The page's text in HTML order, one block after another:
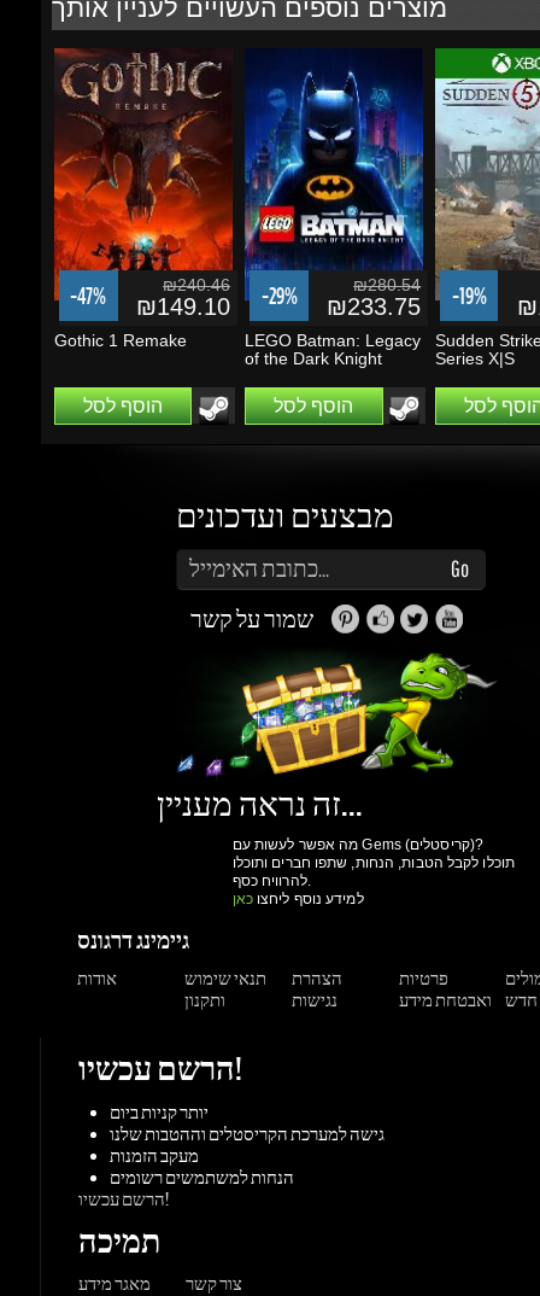
-47% ₪240.46
₪149.10
Gothic 1 Remake
הוסף לסל
-29% ₪280.54
₪233.75
LEGO Batman: Legacy
of the Dark Knight
הוסף לסל
-19%
Sudden Strike
Series X|S
הוסף לסל
מבצעים ועדכונים
הזן את כתובת הדוא"ל שלך כדי להירשם לעדכונים ומבצעים
שמור על קשר
זה נראה מעניין...
תוכלו לקבל הטבות, הנחות, שתפו חברים ותוכלו
להרוויח כסף.
גיימינג דרגונס
תנאי שימוש
הצהרת
נגישות
פרטיות
יותר קניות ביום
גישה למערכת הקריסטלים וההטבות שלנו
הנחות למשתמשים רשומים
הרשם עכשיו!
תמיכה
מאגר מידע צור קשר
משחקים
פלייסטיישן אקס-בוקס